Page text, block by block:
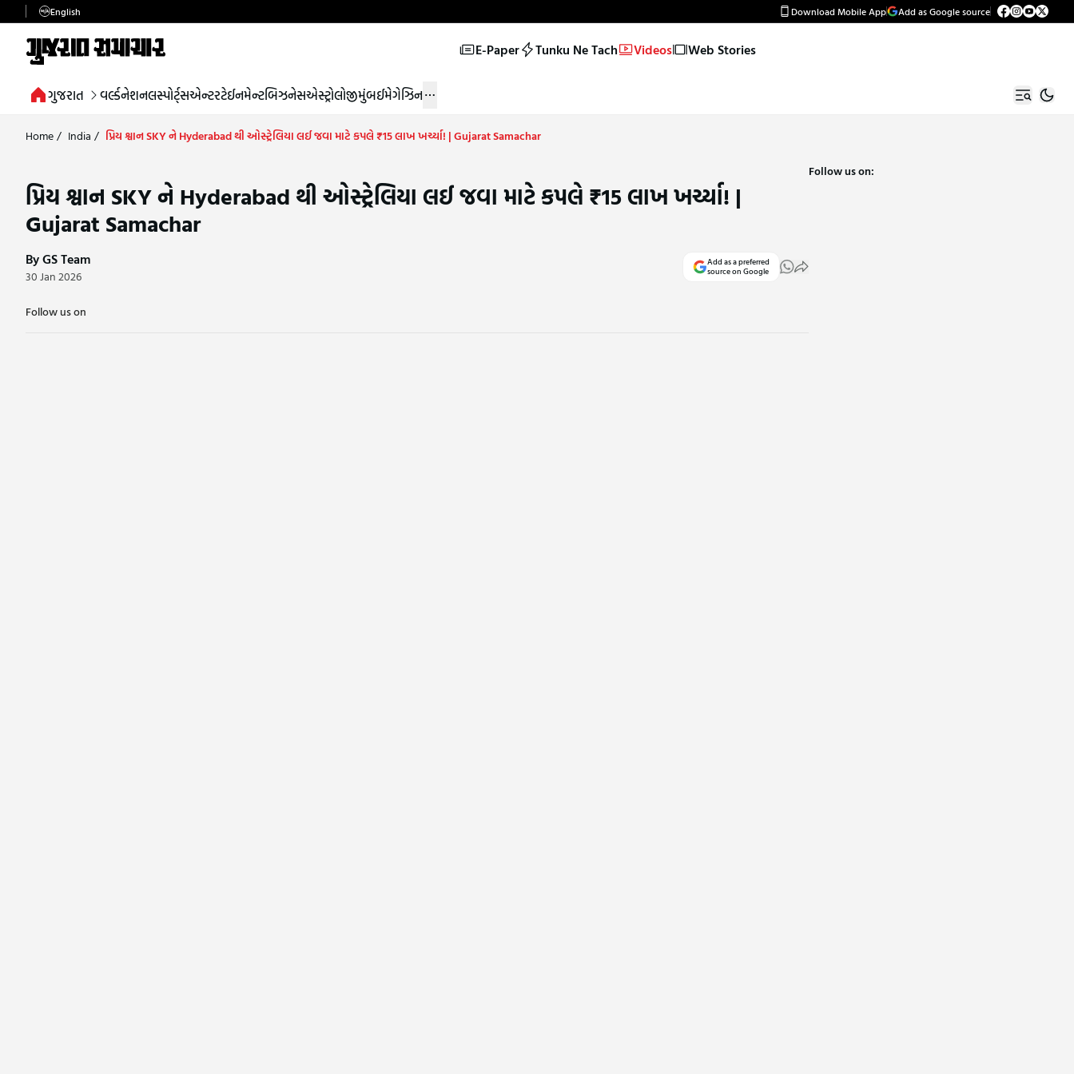
English Download Mobile App Add as Google source
E-Paper Tunku Ne Tach Videos Web Stories
ગુજરાત વર્લ્ડનેશનલસ્પોર્ટ્સએન્ટરટેઈનમેન્ટબિઝનેસએસ્ટ્રોલોજીમુંબઈમેગેઝિન
Home/ India / પ્રિય શ્વાન SKY ને Hyderabad થી ઓસ્ટ્રેલિયા લઈ જવા માટે કપલે ₹15 લાખ ખર્ચ્યા! | Gujarat Samachar
પ્રિય શ્વાન SKY ને Hyderabad થી ઓસ્ટ્રેલિયા લઈ જવા માટે કપલે ₹15 લાખ ખર્ચ્યા! |
Gujarat Samachar
By GS Team
30 Jan 2026
Add as a preferred
source on Google
Follow us on
Follow us on: